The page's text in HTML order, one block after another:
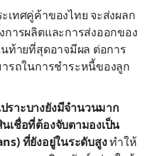
เทศคู่ค้าของไทย จะส่งผลก
ารผลิตและการส่งออกของ
ท้ายที่สุดอาจมีผล ต่อการ
รถในการชำระหนี้ของลูก
าะบางยังมีจำนวนมาก
เชื่อที่ต้องจับตามองเป็น
ที่ยังอยู่ในระดับสูงทำให้